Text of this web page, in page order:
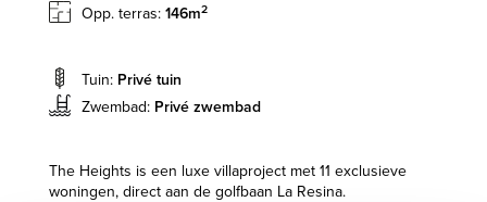
Opp. terras: 146m2
Tuin: Privé tuin
Zwembad: Privé zwembad
The Heights is een luxe villaproject met 11 exclusieve
woningen, direct aan de golfbaan La Resina.